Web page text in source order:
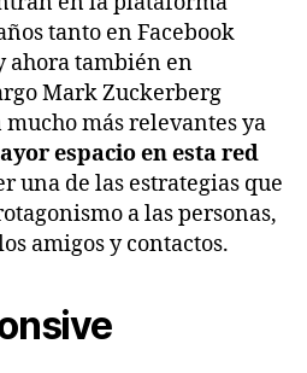
tanto en Facebook
ahora también en
Mark Zuckerberg
mucho más relevantes ya
espacio en esta red
una de las estrategias que
a las personas,
amigos y contactos.